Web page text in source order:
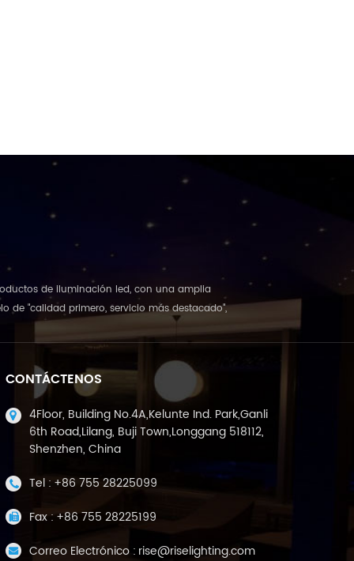
de iluminación led, con una amplia
"calidad primero, servicio más destacado",
CONTÁCTENOS
4Floor, Building No.4A,Kelunte Ind. Park,Ganli
6th Road,Lilang, Buji Town,Longgang 518112,
Shenzhen, China
Tel : +86 755 28225099
Fax :+86 755 28225199
Correo Electrónico : rise@riselighting.com